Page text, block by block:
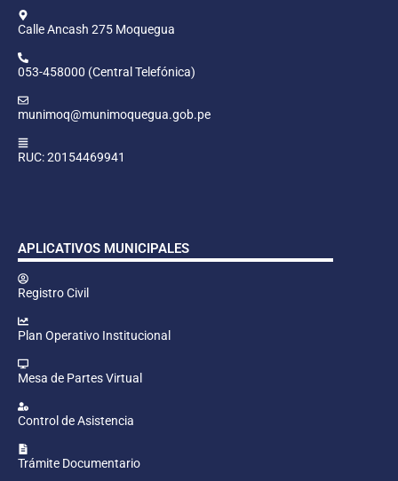
Calle Ancash 275 Moquegua
053-458000 (Central Telefónica)
munimoq@munimoquegua.gob.pe
RUC: 20154469941
APLICATIVOS MUNICIPALES
Registro Civil
Plan Operativo Institucional
Mesa de Partes Virtual
Control de Asistencia
Trámite Documentario